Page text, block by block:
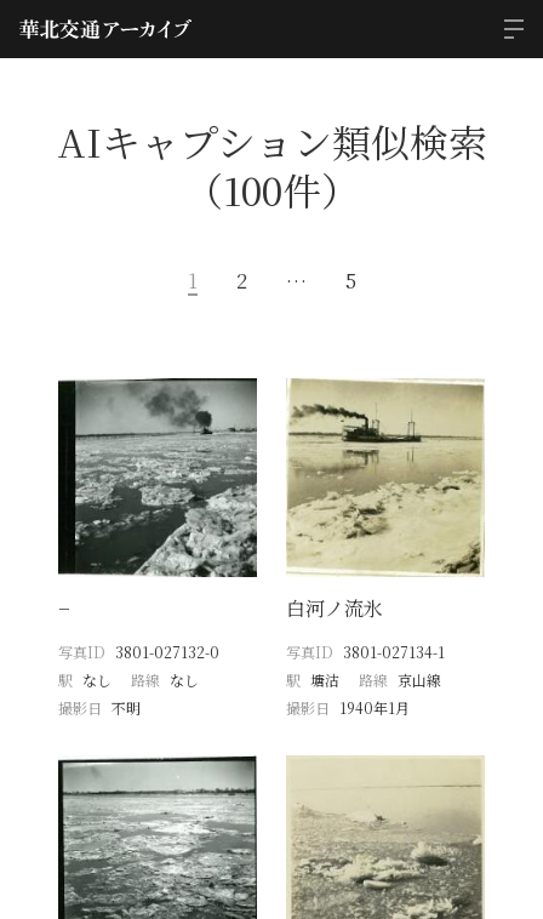
AIキャプション類似検索
（100件）
1 2 … 5
−
写真ID 3801-027132-0
駅 なし 路線 なし
撮影日
不明
白河ノ流氷
写真ID 3801-027134-1
駅 塘沽 路線 京山線
撮影日
1940年1月